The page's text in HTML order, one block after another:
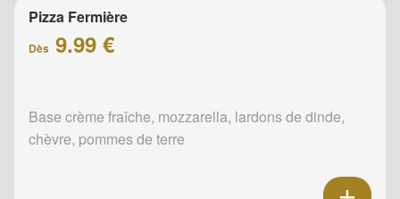
Pizza Fermière
Dès 9.99 €
Base crème fraîche, mozzarella, lardons de dinde,
chèvre, pommes de terre